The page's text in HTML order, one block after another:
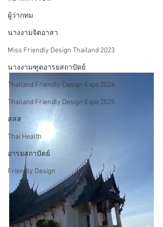
ผู้ว่ากทม
นางงามจิตอาสา
Miss Friendly Design Thailand 2023
นางงามฑูตอารยสถาปัตย์
Thailand Friendly Design Expo 2024
Thailand Friendly Design Expo 2025
สสส
Thai Health
อารยสถาปัตย์
Friendly Design